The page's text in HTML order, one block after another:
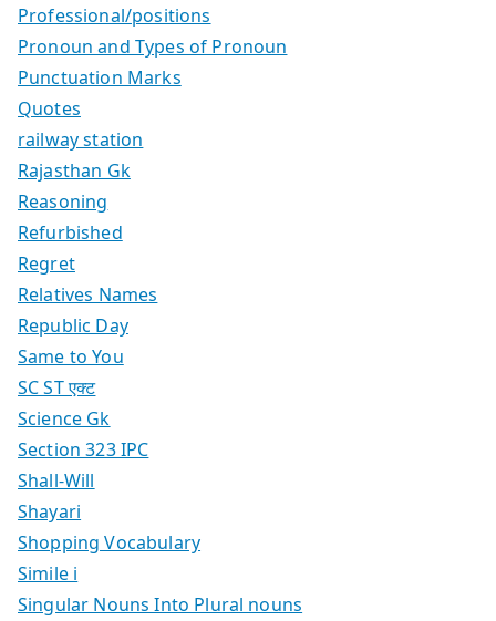
Professional/positions
Pronoun and Types of Pronoun
Punctuation Marks
Quotes
railway station
Rajasthan Gk
Reasoning
Refurbished
Regret
Relatives Names
Republic Day
Same to You
SC ST एक्ट
Science Gk
Section 323 IPC
Shall-Will
Shayari
Shopping Vocabulary
Simile i
Singular Nouns Into Plural nouns